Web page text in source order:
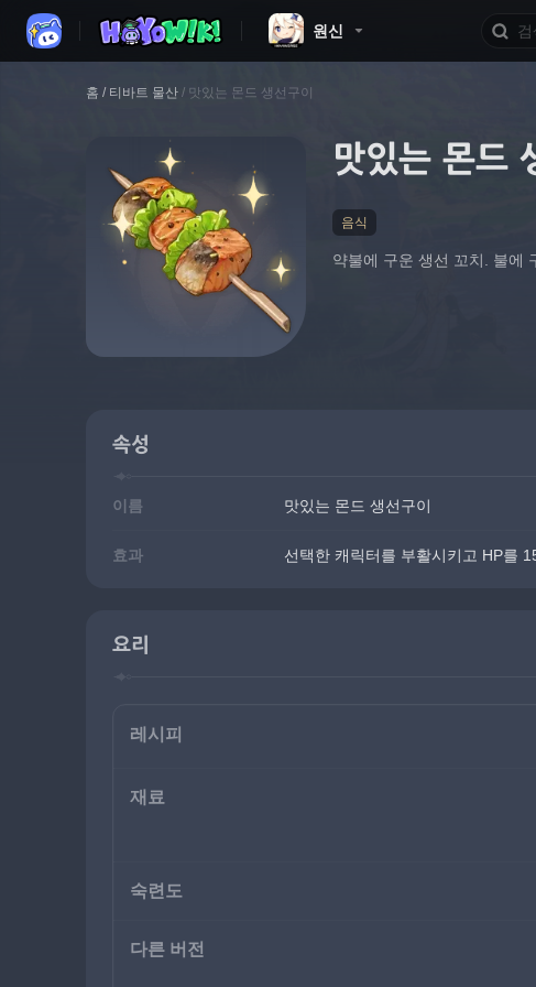
원신
홈 / 티바트 물산 / 맛있는 몬드 생선구이
맛있는 몬드
음식
약불에 구운 생선 꼬치. 불에
속성
이름 맛있는 몬드 생선구이
효과 선택한 캐릭터를 부활시키고 HP를
요리
레시피
재료
숙련도
다른 버전